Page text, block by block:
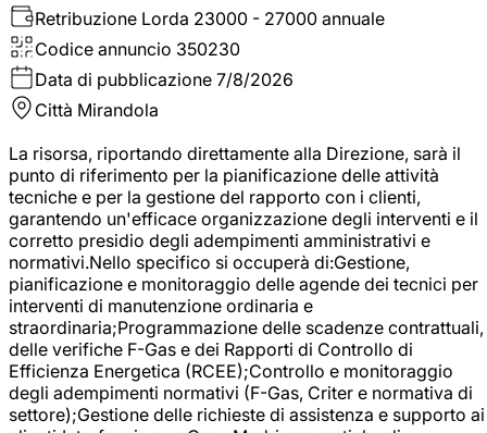
Retribuzione Lorda 23000 - 27000 annuale
Codice annuncio 350230
Data di pubblicazione 7/8/2026
Città Mirandola
La risorsa, riportando direttamente alla Direzione, sarà il
punto di riferimento per la pianificazione delle attività
tecniche e per la gestione del rapporto con i clienti,
garantendo un'efficace organizzazione degli interventi e il
corretto presidio degli adempimenti amministrativi e
normativi.Nello specifico si occuperà di:Gestione,
pianificazione e monitoraggio delle agende dei tecnici per
interventi di manutenzione ordinaria e
straordinaria;Programmazione delle scadenze contrattuali,
delle verifiche F-Gas e dei Rapporti di Controllo di
Efficienza Energetica (RCEE);Controllo e monitoraggio
degli adempimenti normativi (F-Gas, Criter e normativa di
settore);Gestione delle richieste di assistenza e supporto ai